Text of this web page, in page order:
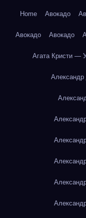
Home Авокадо
Авокадо Авокадо
Агата Кристи —